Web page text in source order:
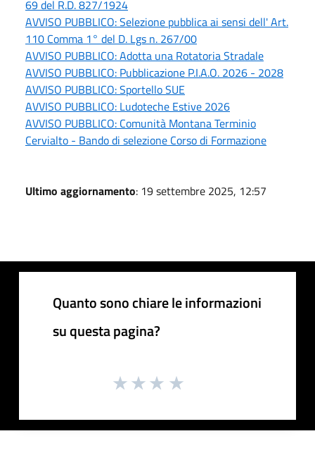
69 del R.D. 827/1924
AVVISO PUBBLICO: Selezione pubblica ai sensi dell' Art.
110 Comma 1° del D. Lgs n. 267/00
AVVISO PUBBLICO: Adotta una Rotatoria Stradale
AVVISO PUBBLICO: Pubblicazione P.I.A.O. 2026 - 2028
AVVISO PUBBLICO: Sportello SUE
AVVISO PUBBLICO: Ludoteche Estive 2026
AVVISO PUBBLICO: Comunità Montana Terminio
Cervialto - Bando di selezione Corso di Formazione
Ultimo aggiornamento: 19 settembre 2025, 12:57
Quanto sono chiare le informazioni
su questa pagina?